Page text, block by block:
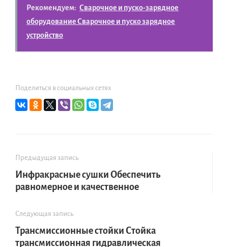
Рекомендуем: Сварочное и пуско-зарядное
оборудование Сварочное и пуско зарядное
устройство
Поделиться в социальных сетях
Предыдущая запись
Инфракрасные сушки Обеспечить
равномерное и качественное
Следующая запись
Трансмиссионные стойки Стойка
трансмиссионная гидравлическая